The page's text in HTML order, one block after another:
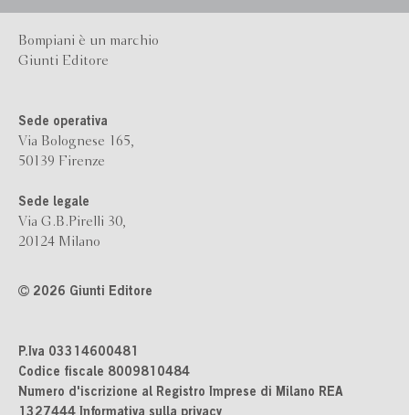
Bompiani è un marchio
Giunti Editore
Sede operativa
Via Bolognese 165,
50139 Firenze
Sede legale
Via G.B.Pirelli 30,
20124 Milano
2026 Giunti Editore
P.Iva 03314600481
Codice fiscale 8009810484
Numero d'iscrizione al Registro Imprese di Milano REA